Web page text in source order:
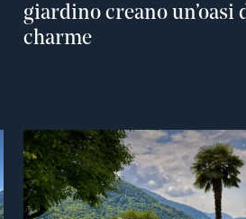
giardino creano un’oasi
charme
Non preferito